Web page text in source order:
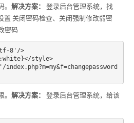
解决方案：
登录后台管理系统，找
置 关闭密码检查、关闭强制修改弱密
密码
8'/>
style>
解决方案：
登录后台管理系统，给该